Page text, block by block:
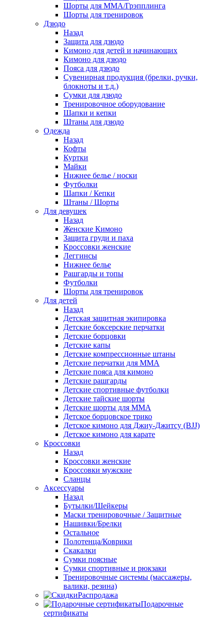
Шорты для ММА/Грэпплинга
Шорты для тренировок
Дзюдо
Назад
Защита для дзюдо
Кимоно для детей и начинающих
Кимоно для дзюдо
Пояса для дзюдо
Сувенирная продукция (брелки, ручки,
блокноты и т.д.)
Сумки для дзюдо
Тренировочное оборудование
Шапки и кепки
Штаны для дзюдо
Одежда
Назад
Кофты
Куртки
Майки
Нижнее белье / носки
Футболки
Шапки / Кепки
Штаны / Шорты
Для девушек
Назад
Женские Кимоно
Защита груди и паха
Кроссовки женские
Леггинсы
Нижнее белье
Рашгарды и топы
Футболки
Шорты для тренировок
Для детей
Назад
Детская защитная экипировка
Детские боксерские перчатки
Детские борцовки
Детские капы
Детские компрессионные штаны
Детские перчатки для ММА
Детские пояса для кимоно
Детские рашгарды
Детские спортивные футболки
Детские тайские шорты
Детские шорты для ММА
Детское борцовское трико
Детское кимоно для Джиу-Джитсу (BJJ)
Детское кимоно для карате
Кроссовки
Назад
Кроссовки женские
Кроссовки мужские
Сланцы
Аксессуары
Назад
Бутылки/Шейкеры
Маски тренировочные / Защитные
Нашивки/Брелки
Остальное
Полотенца/Коврики
Скакалки
Сумки поясные
Сумки спортивные и рюкзаки
Тренировочные системы (массажеры,
валики, резина)
Распродажа
Подарочные
сертификаты